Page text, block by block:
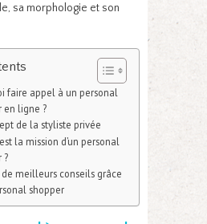
sa morphologie et son
faire appel à un personal
en ligne ?
de la styliste privée
la mission d’un personal
?
de meilleurs conseils grâce
shopper